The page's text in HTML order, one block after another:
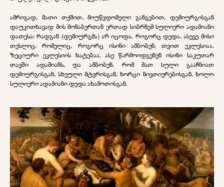
ამრიგად, მათი თქმით, მიუწვდომელი განგებით, დემიურგისგან
დაუკითხავად მის მონაბერთან ერთად სიბრნემ სულიერი ადამიანი
დათესა: რადგან (დემიურგმა) არ იცოდა, როგორც დედა, ასევე მისი
თესლიც, რომელიც, როგორც ისინი ამბობენ, თვით ეკლესიაა,
ზეციური ეკლესიის ხატებაა. ასე წარმოიდგენენ ისინი საკუთარ
თავში ადამიანს, და ამბობენ, რომ მათ სული გააჩნიათ
დემიურგისგან, სხეული მტვრისგან, ხორცი ნივთიერებისგან, ხოლო
სულიერი ადამიანი დედა ახამოთისგან.